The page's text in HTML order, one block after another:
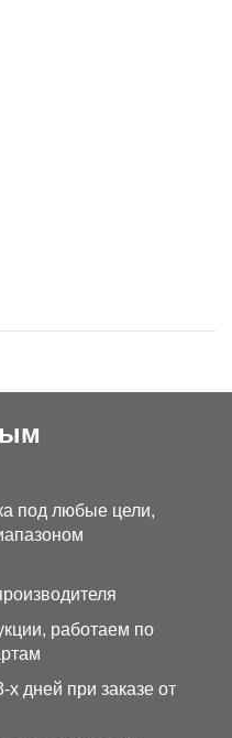
под любые цели,
работаем по
дней при заказе от